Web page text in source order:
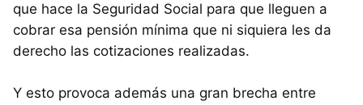
que hace la Seguridad Social para que lleguen a
cobrar esa pensión mínima que ni siquiera les da
derecho las cotizaciones realizadas.
Y esto provoca además una gran brecha entre